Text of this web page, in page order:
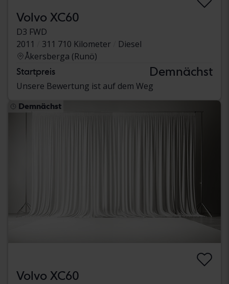
Volvo XC60
D3 FWD
2011
311 710 Kilometer
Diesel
Åkersberga (Runö)
Startpreis Demnächst
Unsere Bewertung ist auf dem Weg
Demnächst
Volvo XC60